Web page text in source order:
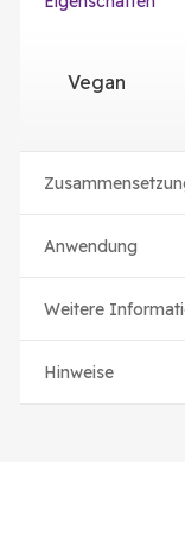
Vegan
Anwendung
Weitere
Hinweise